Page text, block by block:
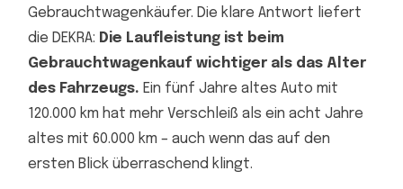
Gebrauchtwagenkäufer. Die klare Antwort liefert
die DEKRA: Die Laufleistung ist beim
Gebrauchtwagenkauf wichtiger als das Alter
des Fahrzeugs. Ein fünf Jahre altes Auto mit
120.000 km hat mehr Verschleiß als ein acht Jahre
altes mit 60.000 km – auch wenn das auf den
ersten Blick überraschend klingt.